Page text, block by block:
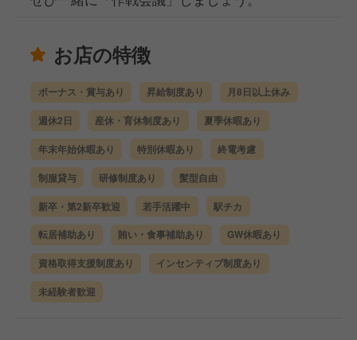
お店の特徴
ボーナス・賞与あり 昇給制度あり 月8日以上休み
週休2日 産休・育休制度あり 夏季休暇あり
年末年始休暇あり 特別休暇あり 終電考慮
制服貸与 研修制度あり 髪型自由
新卒・第2新卒歓迎 若手活躍中 駅チカ
転居補助あり 賄い・食事補助あり GW休暇あり
資格取得支援制度あり インセンティブ制度あり
未経験者歓迎